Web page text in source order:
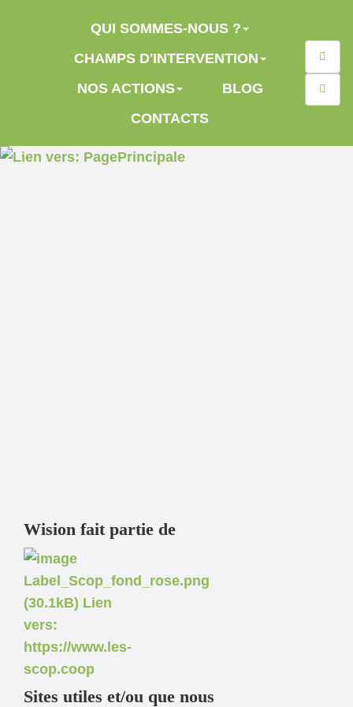
QUI SOMMES-NOUS ?
CHAMPS D'INTERVENTION
NOS ACTIONS
BLOG
CONTACTS
Wision fait partie de
Sites utiles et/ou que nous